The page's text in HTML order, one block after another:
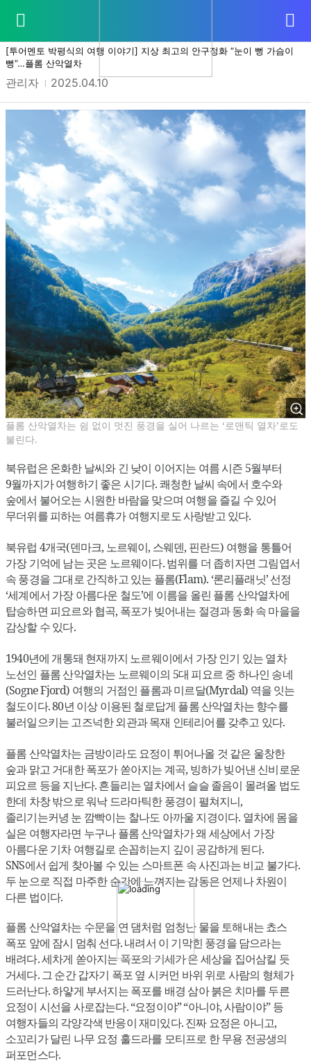
상세 입니다.
[투어멘토 박평식의 여행 이야기] 지상 최고의 안구정화 “눈이 뻥 가슴이
뻥”…플롬 산악열차
관리자 2025.04.10
플롬 산악열차는 쉼 없이 멋진 풍경을 실어 나르는 ‘로맨틱 열차’로도
불린다.
북유럽은 온화한 날씨와 긴 낮이 이어지는 여름 시즌 5월부터
9월까지가 여행하기 좋은 시기다. 쾌청한 날씨 속에서 호수와
숲에서 불어오는 시원한 바람을 맞으며 여행을 즐길 수 있어
무더위를 피하는 여름휴가 여행지로도 사랑받고 있다.
북유럽 4개국(덴마크, 노르웨이, 스웨덴, 핀란드) 여행을 통틀어
가장 기억에 남는 곳은 노르웨이다. 범위를 더 좁히자면 그림엽서
속 풍경을 그대로 간직하고 있는 플롬(Flam). ‘론리플래닛’ 선정
‘세계에서 가장 아름다운 철도’에 이름을 올린 플롬 산악열차에
탑승하면 피요르와 협곡, 폭포가 빚어내는 절경과 동화 속 마을을
감상할 수 있다.
1940년에 개통돼 현재까지 노르웨이에서 가장 인기 있는 열차
노선인 플롬 산악열차는 노르웨이의 5대 피요르 중 하나인 송네
(Sogne Fjord) 여행의 거점인 플롬과 미르달(Myrdal) 역을 잇는
철도이다. 80년 이상 이용된 철로답게 플롬 산악열차는 향수를
불러일으키는 고즈넉한 외관과 목재 인테리어를 갖추고 있다.
플롬 산악열차는 금방이라도 요정이 튀어나올 것 같은 울창한
숲과 맑고 거대한 폭포가 쏟아지는 계곡, 빙하가 빚어낸 신비로운
피요르 등을 지난다. 흔들리는 열차에서 슬슬 졸음이 몰려올 법도
한데 차창 밖으로 워낙 드라마틱한 풍경이 펼쳐지니,
졸리기는커녕 눈 깜빡이는 찰나도 아까울 지경이다. 열차에 몸을
실은 여행자라면 누구나 플롬 산악열차가 왜 세상에서 가장
아름다운 기차 여행길로 손꼽히는지 깊이 공감하게 된다.
SNS에서 쉽게 찾아볼 수 있는 스마트폰 속 사진과는 비교 불가다.
두 눈으로 직접 마주한 순간에 느껴지는 감동은 언제나 차원이
다른 법이다.
플롬 산악열차는 수문을 연 댐처럼 엄청난 물을 토해내는 쵸스
폭포 앞에 잠시 멈춰 선다. 내려서 이 기막힌 풍경을 담으라는
배려다. 세차게 쏟아지는 폭포의 기세가 온 세상을 집어삼킬 듯
거세다. 그 순간 갑자기 폭포 옆 시커먼 바위 위로 사람의 형체가
드러난다. 하얗게 부서지는 폭포를 배경 삼아 붉은 치마를 두른
요정이 시선을 사로잡는다. “요정이야” “아니야, 사람이야” 등
여행자들의 각양각색 반응이 재미있다. 진짜 요정은 아니고,
소꼬리가 달린 나무 요정 훌드라를 모티프로 한 무용 전공생의
퍼포먼스다.